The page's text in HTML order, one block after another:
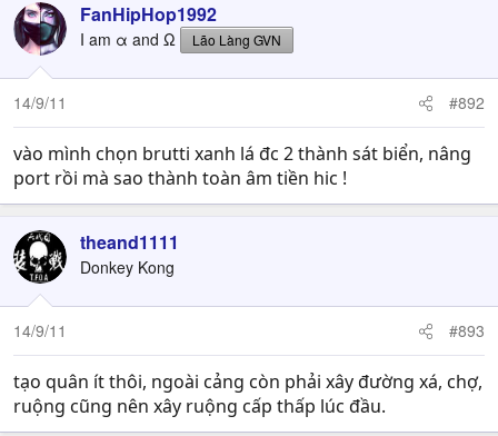
FanHipHop1992
I am α and Ω Lão Làng GVN
14/9/11 #892
vào mình chọn brutti xanh lá đc 2 thành sát biển, nâng
port rồi mà sao thành toàn âm tiền hic !
theand1111
Donkey Kong
14/9/11 #893
tạo quân ít thôi, ngoài cảng còn phải xây đường xá, chợ,
ruộng cũng nên xây ruộng cấp thấp lúc đầu.